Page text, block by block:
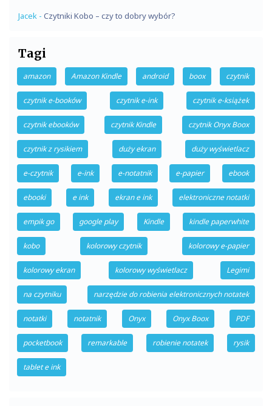
Jacek - Czytniki Kobo – czy to dobry wybór?
Tagi
amazon Amazon Kindle android boox czytnik
czytnik e-booków czytnik e-ink czytnik e-książek
czytnik ebooków czytnik Kindle czytnik Onyx Boox
czytnik z rysikiem duży ekran duży wyświetlacz
e-czytnik e-ink e-notatnik e-papier ebook
ebooki e ink ekran e ink elektroniczne notatki
empik go google play Kindle kindle paperwhite
kobo kolorowy czytnik kolorowy e-papier
kolorowy ekran kolorowy wyświetlacz Legimi
na czytniku narzędzie do robienia elektronicznych notatek
notatki notatnik Onyx Onyx Boox PDF
pocketbook remarkable robienie notatek rysik
tablet e ink